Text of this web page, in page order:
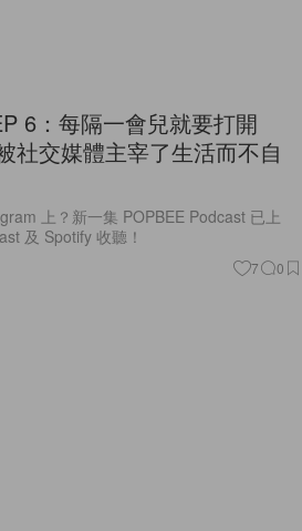
6：每隔一會兒就要打開
社交媒體主宰了生活而不自
上？新一集 POPBEE Podcast 已上
及 Spotify 收聽！
7 0